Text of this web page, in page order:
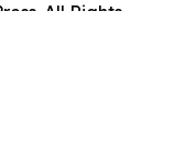
All Rights